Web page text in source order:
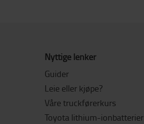
Nyttige lenker
Guider
Leie eller kjøpe?
Våre truckførerkurs
Toyota lithium-ionbatterier